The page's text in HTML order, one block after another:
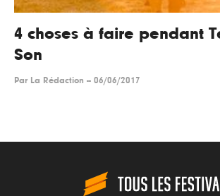
4 choses à faire pendant
Son
Par La Rédaction -- 06/06/2017